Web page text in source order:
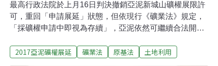
最高行政法院於上月16日判決撤銷亞泥新城山礦權展限許
可，重回「申請展延」狀態，但依現行《礦業法》規定，
「採礦權申請中即視為存續」，亞泥依然可繼續合法開
示，目前第十屆立法委員已經進入第四會期，但經濟委員
2017亞泥礦權展延 礦業法 原基法 土地利用